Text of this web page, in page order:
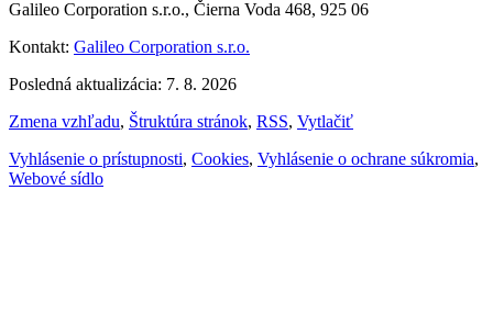
Galileo Corporation s.r.o., Čierna Voda 468, 925 06
Kontakt: Galileo Corporation s.r.o.
Posledná aktualizácia: 7. 8. 2026
Zmena vzhľadu, Štruktúra stránok, RSS, Vytlačiť
Vyhlásenie o prístupnosti, Cookies, Vyhlásenie o ochrane súkromia,
Webové sídlo